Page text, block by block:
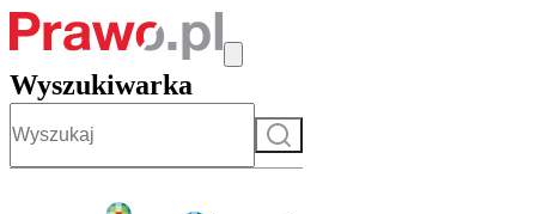
Wyszukiwarka
Szukaj